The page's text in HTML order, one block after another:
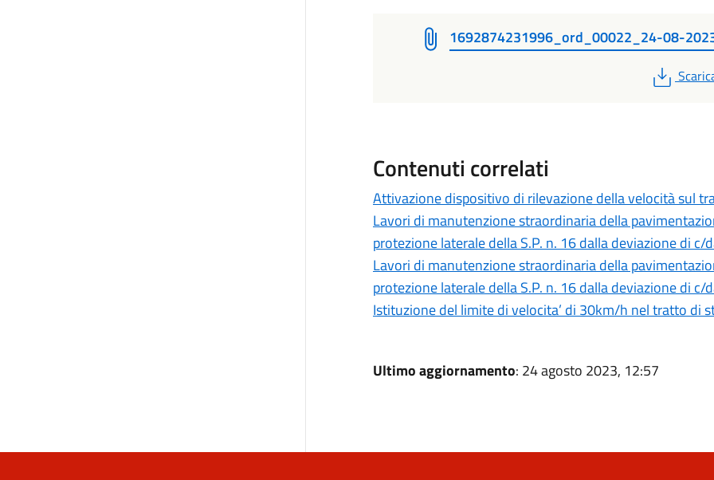
1692874231996_ord_00022_24-08-
PDF
Contenuti correlati
Attivazione dispositivo di rilevazione della velocità sul
Lavori di manutenzione straordinaria della
protezione laterale della S.P. n. 16 dalla deviazione di c/
Lavori di manutenzione straordinaria della
protezione laterale della S.P. n. 16 dalla deviazione di c/
Istituzione del limite di velocita’ di 30km/h nel tratto di
Ultimo aggiornamento: 24 agosto 2023, 12:57